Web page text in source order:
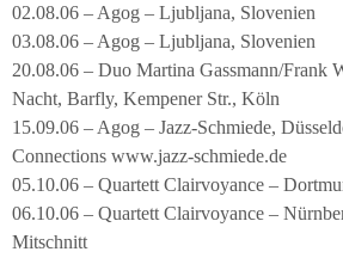
02.08.06 – Agog – Ljubljana, Slovenien
03.08.06 – Agog – Ljubljana, Slovenien
20.08.06 – Duo Martina Gassmann/Frank
Nacht, Barfly, Kempener Str., Köln
15.09.06 – Agog – Jazz-Schmiede,
Connections www.jazz-schmiede.de
05.10.06 – Quartett Clairvoyance –
06.10.06 – Quartett Clairvoyance –
Mitschnitt